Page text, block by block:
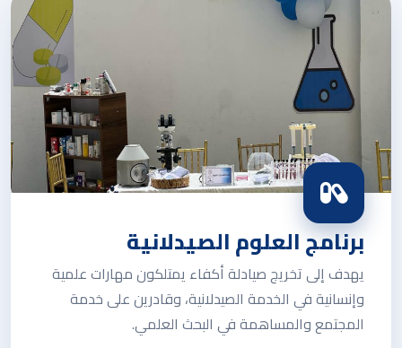
برنامج العلوم الصيدلانية
يهدف إلى تخريج صيادلة أكفاء يمتلكون مهارات علمية
وإنسانية في الخدمة الصيدلانية، وقادرين على خدمة
المجتمع والمساهمة في البحث العلمي.